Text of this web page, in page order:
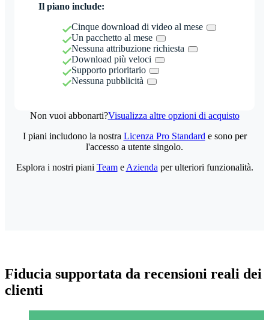
Il piano include:
Cinque download di video al mese
Un pacchetto al mese
Nessuna attribuzione richiesta
Download più veloci
Supporto prioritario
Nessuna pubblicità
Non vuoi abbonarti?Visualizza altre opzioni di acquisto
I piani includono la nostra Licenza Pro Standard e sono per
l'accesso a utente singolo.
Esplora i nostri piani Teame Azienda per ulteriori funzionalità.
Fiducia supportata da recensioni reali dei
clienti